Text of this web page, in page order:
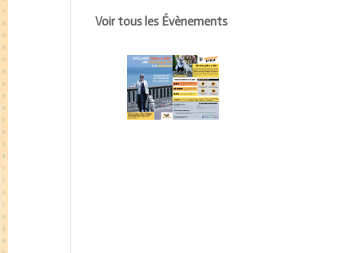
Voir tous les Évènements